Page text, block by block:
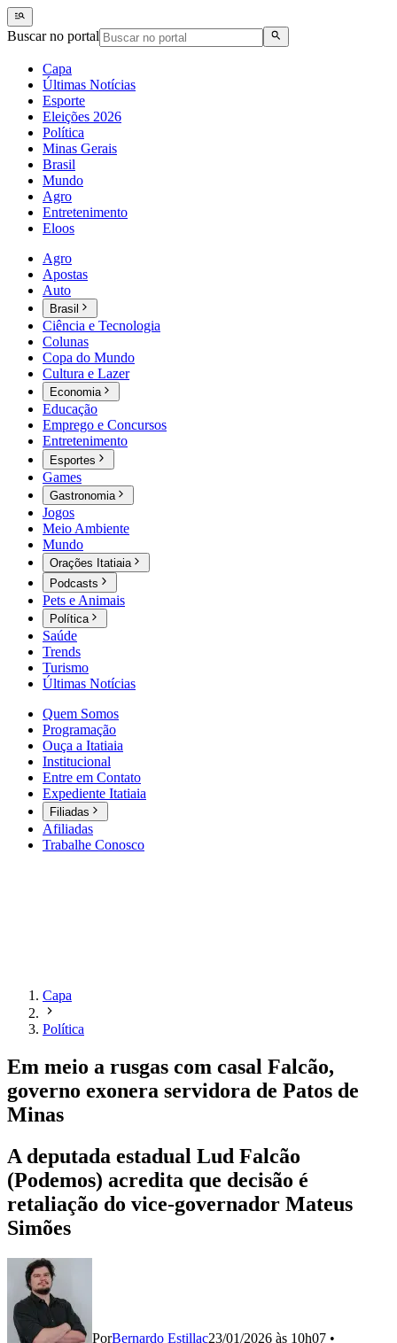
Buscar no portal
Capa
Últimas Notícias
Esporte
Eleições 2026
Política
Minas Gerais
Brasil
Mundo
Agro
Entretenimento
Eloos
Agro
Apostas
Auto
Brasil
Ciência e Tecnologia
Colunas
Copa do Mundo
Cultura e Lazer
Economia
Educação
Emprego e Concursos
Entretenimento
Esportes
Games
Gastronomia
Jogos
Meio Ambiente
Mundo
Orações Itatiaia
Podcasts
Pets e Animais
Política
Saúde
Trends
Turismo
Últimas Notícias
Quem Somos
Programação
Ouça a Itatiaia
Institucional
Entre em Contato
Expediente Itatiaia
Filiadas
Afiliadas
Trabalhe Conosco
Capa
Política
Em meio a rusgas com casal Falcão,
governo exonera servidora de Patos de
Minas
A deputada estadual Lud Falcão
(Podemos) acredita que decisão é
retaliação do vice-governador Mateus
Simões
PorBernardo Estillac23/01/2026 às 10h07 •